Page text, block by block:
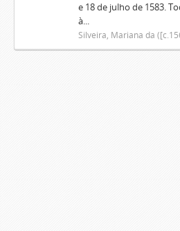
e 18 de julho de 1583.
à...
Silveira, Mariana da